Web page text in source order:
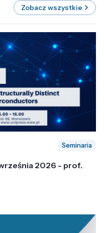
Zobacz wszystkie
Seminaria
2026 - prof.